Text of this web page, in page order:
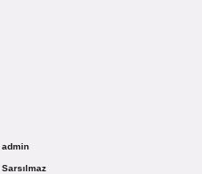
admin
Sarsılmaz